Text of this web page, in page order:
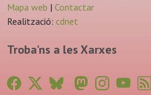
Mapa web | Contactar
Realització: cdnet
Troba'ns a les Xarxes